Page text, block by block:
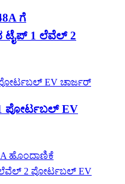
ಗೆ
ಟೈಪ್ 1 ಲೆವೆಲ್ 2
1 ಪೋರ್ಟಬಲ್ EV